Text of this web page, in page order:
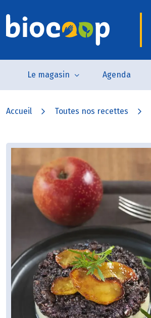
Le magasin Agenda
Accueil Toutes nos recettes